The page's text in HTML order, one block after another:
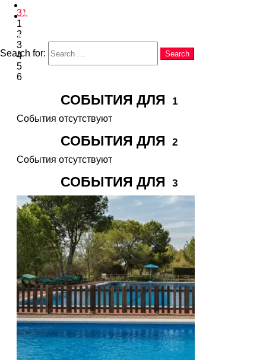
ES
Search
Search for:
Search
31
1
2
3
4
5
6
СОБЫТИЯ ДЛЯ 1
События отсутствуют
СОБЫТИЯ ДЛЯ 2
События отсутствуют
СОБЫТИЯ ДЛЯ 3